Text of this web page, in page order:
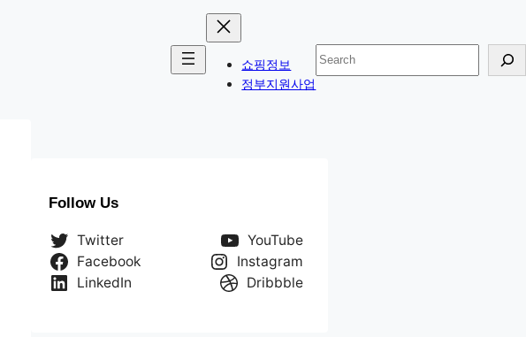
쇼핑정보
정부지원사업
검
색
Follow Us
Twitter
YouTube
Facebook
Instagram
LinkedIn
Dribbble